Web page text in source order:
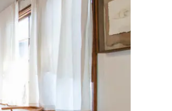
ಗೆಸ್ಚರ್‌ಗಳ ಮೂಲಕ ಅನ್ವೇಷಿಸಿ.